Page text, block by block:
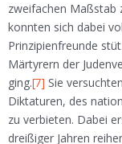
zweifachen Maßstab
konnten sich dabei
Prinzipienfreunde
Märtyrern der
ging.[7] Sie
Diktaturen, des
zu verbieten. Dabei
dreißiger Jahren